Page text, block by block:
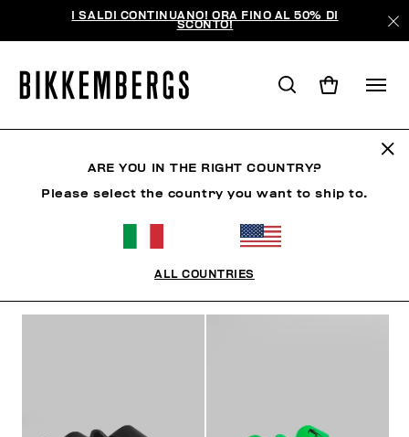
I SALDI CONTINUANO! ORA FINO AL 50% DI
SCONTO!
ARE YOU IN THE RIGHT COUNTRY?
Please select the country you want to ship to.
ALL COUNTRIES